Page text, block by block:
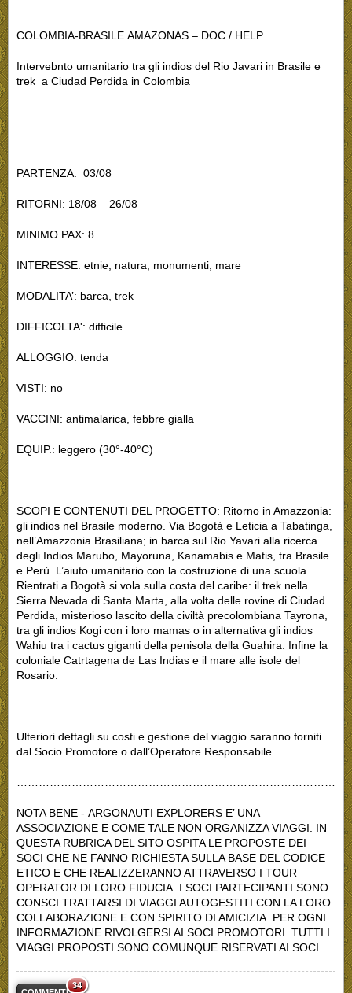
COLOMBIA-BRASILE AMAZONAS – DOC / HELP
Intervebnto umanitario tra gli indios del Rio Javari in Brasile e
trek a Ciudad Perdida in Colombia
PARTENZA: 03/08
RITORNI: 18/08 – 26/08
MINIMO PAX: 8
INTERESSE: etnie, natura, monumenti, mare
MODALITA’: barca, trek
DIFFICOLTA': difficile
ALLOGGIO: tenda
VISTI: no
VACCINI: antimalarica, febbre gialla
EQUIP.: leggero (30°-40°C)
SCOPI E CONTENUTI DEL PROGETTO: Ritorno in Amazzonia:
gli indios nel Brasile moderno. Via Bogotà e Leticia a Tabatinga,
nell’Amazzonia Brasiliana; in barca sul Rio Yavari alla ricerca
degli Indios Marubo, Mayoruna, Kanamabis e Matis, tra Brasile
e Perù. L’aiuto umanitario con la costruzione di una scuola.
Rientrati a Bogotà si vola sulla costa del caribe: il trek nella
Sierra Nevada di Santa Marta, alla volta delle rovine di Ciudad
Perdida, misterioso lascito della civiltà precolombiana Tayrona,
tra gli indios Kogi con i loro mamas o in alternativa gli indios
Wahiu tra i cactus giganti della penisola della Guahira. Infine la
coloniale Catrtagena de Las Indias e il mare alle isole del
Rosario.
Ulteriori dettagli su costi e gestione del viaggio saranno forniti
dal Socio Promotore o dall’Operatore Responsabile
NOTA BENE - ARGONAUTI EXPLORERS E’ UNA
ASSOCIAZIONE E COME TALE NON ORGANIZZA VIAGGI. IN
QUESTA RUBRICA DEL SITO OSPITA LE PROPOSTE DEI
SOCI CHE NE FANNO RICHIESTA SULLA BASE DEL CODICE
ETICO E CHE REALIZZERANNO ATTRAVERSO I TOUR
OPERATOR DI LORO FIDUCIA. I SOCI PARTECIPANTI SONO
CONSCI TRATTARSI DI VIAGGI AUTOGESTITI CON LA LORO
COLLABORAZIONE E CON SPIRITO DI AMICIZIA. PER OGNI
INFORMAZIONE RIVOLGERSI AI SOCI PROMOTORI. TUTTI I
VIAGGI PROPOSTI SONO COMUNQUE RISERVATI AI SOCI
34